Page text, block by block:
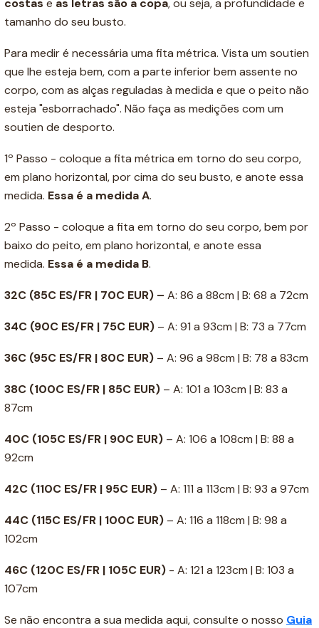
costas e as letras são a copa, ou seja, a profundidade e
tamanho do seu busto.
Para medir é necessária uma fita métrica. Vista um soutien
que lhe esteja bem, com a parte inferior bem assente no
corpo, com as alças reguladas à medida e que o peito não
esteja "esborrachado". Não faça as medições com um
soutien de desporto.
1º Passo - coloque a fita métrica em torno do seu corpo,
em plano horizontal, por cima do seu busto, e anote essa
medida. Essa é a medida A.
2º Passo - coloque a fita em torno do seu corpo, bem por
baixo do peito, em plano horizontal, e anote essa
medida. Essa é a medida B.
32C (85C ES/FR | 70C EUR) – A: 86 a 88cm | B: 68 a 72cm
34C (90C ES/FR | 75C EUR) – A: 91 a 93cm | B: 73 a 77cm
36C (95C ES/FR | 80C EUR) – A: 96 a 98cm | B: 78 a 83cm
38C (100C ES/FR | 85C EUR) – A: 101 a 103cm | B: 83 a
87cm
40C (105C ES/FR | 90C EUR) – A: 106 a 108cm | B: 88 a
92cm
42C (110C ES/FR | 95C EUR) – A: 111 a 113cm | B: 93 a 97cm
44C (115C ES/FR | 100C EUR) – A: 116 a 118cm | B: 98 a
102cm
46C (120C ES/FR | 105C EUR) - A: 121 a 123cm | B: 103 a
107cm
Se não encontra a sua medida aqui, consulte o nosso Guia